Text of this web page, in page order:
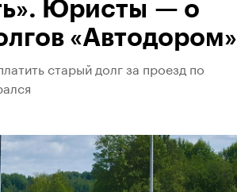
Юристы — о
«Автодором»
старый долг за проезд по